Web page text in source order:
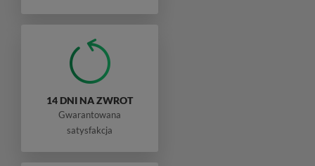
14 DNI NA ZWROT
Gwarantowana
satysfakcja